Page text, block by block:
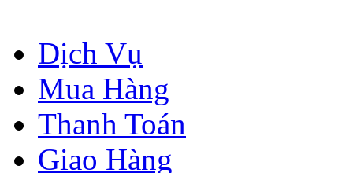
Dịch Vụ
Mua Hàng
Thanh Toán
Giao Hàng